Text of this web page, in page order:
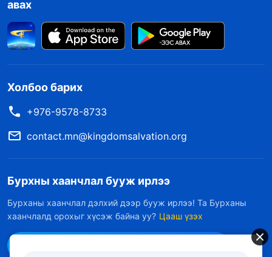
авах
Холбоо барих
+976-9578-8733
contact.mn@kingdomsalvation.org
Бурхны хаанчлал бууж ирлээ
Бурханы хаанчлал дэлхий дээр бууж ирлээ! Та Бурханы
хаанчлалд орохыг хүсэж байна уу? Цааш үзэх